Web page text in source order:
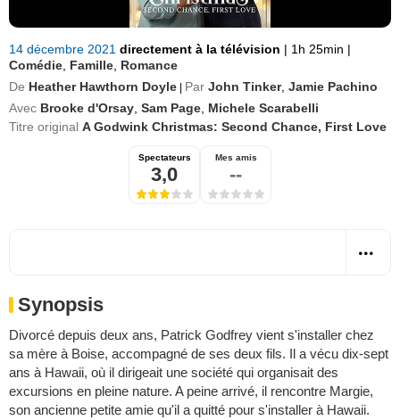
14 décembre 2021 directement à la télévision | 1h 25min |
Comédie Famille Romance
De Heather Hawthorn Doyle Par John Tinker, Jamie Pachino
Avec Brooke d'Orsay Sam Page Michele Scarabelli
Titre original A Godwink Christmas: Second Chance, First Love
Spectateurs
3,0
Mes amis
--
Synopsis
Divorcé depuis deux ans, Patrick Godfrey vient s'installer chez
sa mère à Boise, accompagné de ses deux fils. Il a vécu dix-sept
ans à Hawaii, où il dirigeait une société qui organisait des
excursions en pleine nature. A peine arrivé, il rencontre Margie,
son ancienne petite amie qu'il a quitté pour s'installer à Hawaii.